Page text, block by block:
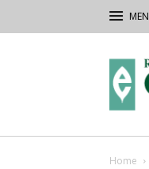
Home